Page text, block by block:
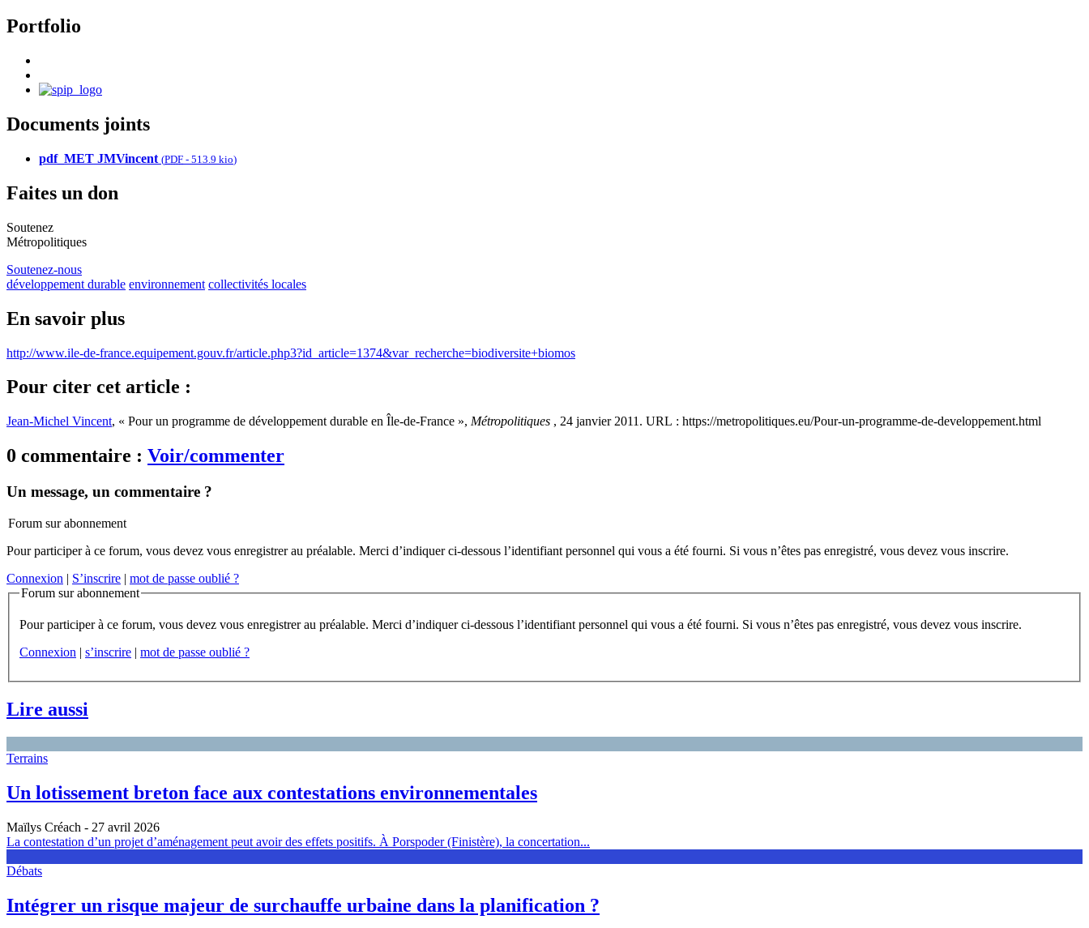
Portfolio
Documents joints
pdf_MET JMVincent (PDF - 513.9 kio)
Faites un don
Soutenez
Métropolitiques
Soutenez-nous
développement durable environnement collectivités locales
En savoir plus
http://www.ile-de-france.equipement.gouv.fr/article.php3?id_article=1374&var_recherche=biodiversite+biomos
Pour citer cet article :
Jean-Michel Vincent, « Pour un programme de développement durable en Île-de-France », Métropolitiques , 24 janvier 2011. URL : https://metropolitiques.eu/Pour-un-programme-de-developpement.html
0 commentaire : Voir/commenter
Un message, un commentaire ?
Forum sur abonnement
Pour participer à ce forum, vous devez vous enregistrer au préalable. Merci d’indiquer ci-dessous l’identifiant personnel qui vous a été fourni. Si vous n’êtes pas enregistré, vous devez vous inscrire.
Connexion | S’inscrire | mot de passe oublié ?
Forum sur abonnement
Pour participer à ce forum, vous devez vous enregistrer au préalable. Merci d’indiquer ci-dessous l’identifiant personnel qui vous a été fourni. Si vous n’êtes pas enregistré, vous devez vous inscrire.
Connexion | s’inscrire | mot de passe oublié ?
Lire aussi
Terrains
Un lotissement breton face aux contestations environnementales
Maïlys Créach - 27 avril 2026
La contestation d’un projet d’aménagement peut avoir des effets positifs. À Porspoder (Finistère), la concertation...
Débats
Intégrer un risque majeur de surchauffe urbaine dans la planification ?